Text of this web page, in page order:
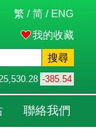
繁 / 简 / ENG
我的收藏
搜尋
-385.54
聯絡我們